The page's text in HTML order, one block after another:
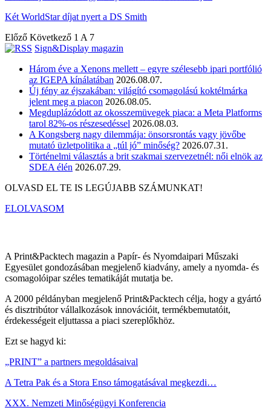
Két WorldStar díjat nyert a DS Smith
Előző Következő 1 A 7
Sign&Display magazin
Három éve a Xenons mellett – egyre szélesebb ipari portfólió
az IGEPA kínálatában 2026.08.07.
Új fény az éjszakában: világító csomagolású koktélmárka
jelent meg a piacon 2026.08.05.
Megduplázódott az okosszemüvegek piaca: a Meta Platforms
tarol 82%-os részesedéssel 2026.08.03.
A Kongsberg nagy dilemmája: önsorsrontás vagy jövőbe
mutató üzletpolitika a „túl jó” minőség? 2026.07.31.
Történelmi választás a brit szakmai szervezetnél: női elnök az
SDEA élén 2026.07.29.
OLVASD EL TE IS LEGÚJABB SZÁMUNKAT!
ELOLVASOM
A Print&Packtech magazin a Papír- és Nyomdaipari Műszaki
Egyesület gondozásában megjelenő kiadvány, amely a nyomda- és
csomagolóipar széles tematikáját mutatja be.
A 2000 példányban megjelenő Print&Packtech célja, hogy a gyártó
és disztribútor vállalkozások innovációit, termékbemutatóit,
érdekességeit eljuttassa a piaci szereplőkhöz.
Ezt se hagyd ki:
„PRINT” a partners megoldásaival
A Tetra Pak és a Stora Enso támogatásával megkezdi…
XXX. Nemzeti Minőségügyi Konferencia